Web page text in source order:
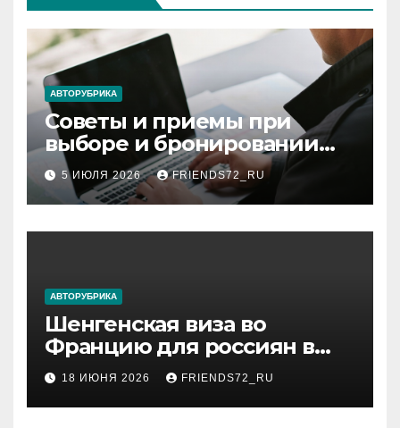
АВТОРУБРИКА
Советы и приемы при
выборе и бронировании
авиабилетов
5 ИЮЛЯ 2026 FRIENDS72_RU
АВТОРУБРИКА
Шенгенская виза во
Францию для россиян в
2026 году: сроки от 3 дней
и список необходимых
документов
18 ИЮНЯ 2026 FRIENDS72_RU